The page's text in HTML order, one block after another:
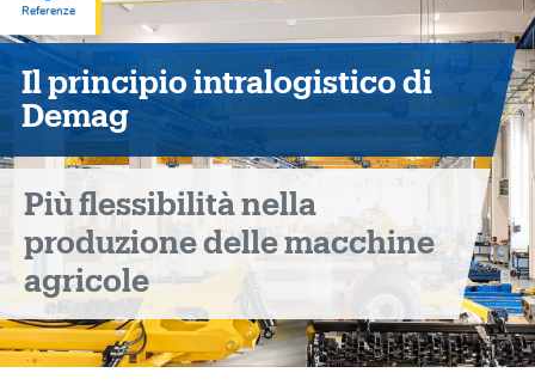
Referenze
for
BEDNAR
FMT
Il principio intralogistico di
Demag
Più flessibilità nella
produzione delle macchine
agricole